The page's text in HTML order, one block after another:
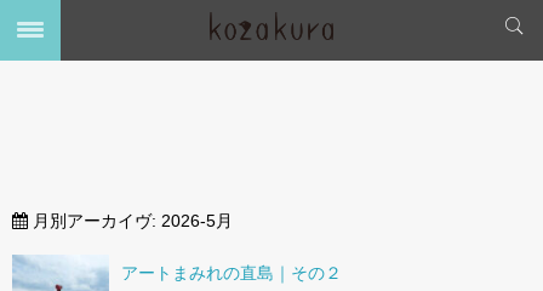
月別アーカイヴ: 2026-5月
アートまみれの直島｜その２